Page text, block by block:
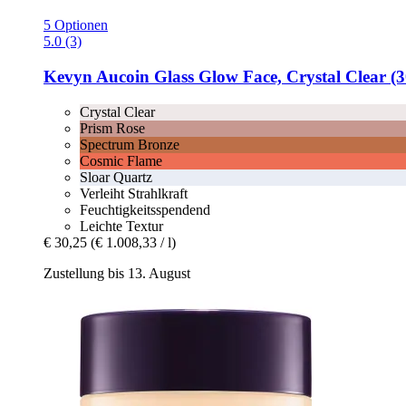
5 Optionen
5.0 (3)
Kevyn Aucoin Glass Glow Face, Crystal Clear
Crystal Clear
Prism Rose
Spectrum Bronze
Cosmic Flame
Sloar Quartz
Verleiht Strahlkraft
Feuchtigkeitsspendend
Leichte Textur
€ 30,25 (€ 1.008,33 / l)
Zustellung bis 13. August